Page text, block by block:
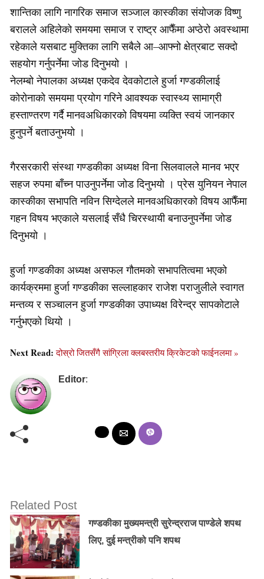
शान्तिका लागि नागरिक समाज सञ्जाल कास्कीका संयोजक विष्णु
बरालले अहिलेको समयमा समाज र राष्ट्र आफैँमा अप्ठेरो अवस्थामा
रहेकाले यसबाट मुक्तिका लागि सबैले आ–आफ्नो क्षेत्रबाट सक्दो
सहयोग गर्नुपर्नेमा जोड दिनुभयो ।
नेलम्बो नेपालका अध्यक्ष एकदेव देवकोटाले हुर्जा गण्डकीलाई
कोरोनाको समयमा प्रयोग गरिने आवश्यक स्वास्थ्य सामाग्री
हस्ताण्तरण गर्दै मानवअधिकारको विषयमा व्यक्ति स्वयं जानकार
हुनुपर्ने बताउनुभयो ।
गैरसरकारी संस्था गण्डकीका अध्यक्ष विना सिलवालले मानव भएर
सहज रुपमा बाँच्न पाउनुपर्नेमा जोड दिनुभयो । प्रेस युनियन नेपाल
कास्कीका सभापति नविन सिग्देलले मानवअधिकारको विषय आफैँमा
गहन विषय भएकाले यसलाई सँधै चिरस्थायी बनाउनुपर्नेमा जोड
दिनुभयो ।
हुर्जा गण्डकीका अध्यक्ष असफल गौतमको सभापतित्वमा भएको
कार्यक्रममा हुर्जा गण्डकीका सल्लाहकार राजेश पराजुलीले स्वागत
मन्तव्य र सञ्चालन हुर्जा गण्डकीका उपाध्यक्ष विरेन्द्र सापकोटाले
गर्नुभएको थियो ।
Next Read:दोस्रो जितसँगै सांग्रिला क्लबस्तरीय क्रिकेटको फाईनलमा »
Editor:
Related Post
गण्डकीका मुख्यमन्त्री सुरेन्द्रराज पाण्डेले शपथ
लिए, दुई मन्त्रीको पनि शपथ